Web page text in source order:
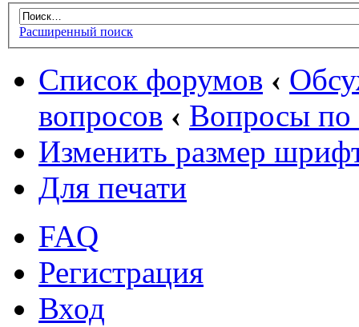
Расширенный поиск
Список форумов ‹
вопросов ‹ Вопросы по
Изменить размер
Для печати
FAQ
Регистрация
Вход